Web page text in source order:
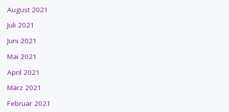
August 2021
Juli 2021
Juni 2021
Mai 2021
April 2021
März 2021
Februar 2021